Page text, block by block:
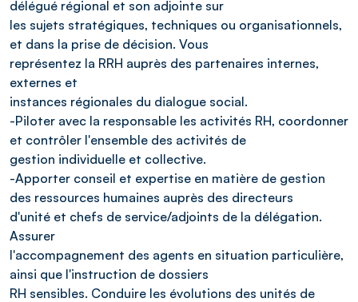
délégué régional et son adjointe sur
les sujets stratégiques, techniques ou organisationnels,
et dans la prise de décision. Vous
représentez la RRH auprès des partenaires internes,
externes et
instances régionales du dialogue social.
-Piloter avec la responsable les activités RH, coordonner
et contrôler l'ensemble des activités de
gestion individuelle et collective.
-Apporter conseil et expertise en matière de gestion
des ressources humaines auprès des directeurs
d'unité et chefs de service/adjoints de la délégation.
Assurer
l'accompagnement des agents en situation particulière,
ainsi que l'instruction de dossiers
RH sensibles. Conduire les évolutions des unités de